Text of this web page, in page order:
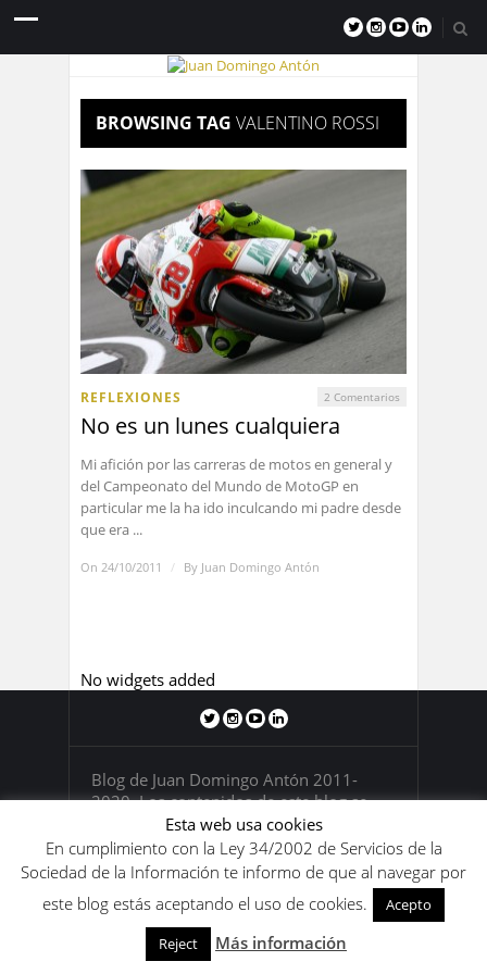
BROWSING TAG VALENTINO ROSSI
REFLEXIONES 2 Comentarios
No es un lunes cualquiera
Mi afición por las carreras de motos en general y
del Campeonato del Mundo de MotoGP en
particular me la ha ido inculcando mi padre desde
que era ...
On 24/10/2011 / By Juan Domingo Antón
No widgets added
Blog de Juan Domingo Antón 2011-
2020. Los contenidos de este blog se
encuentran bajo unalicencia de Creative
Commons Reconocimiento-
NoComercial-SinObraDerivada 4.0
Esta web usa cookies
En cumplimiento con la Ley 34/2002 de Servicios de la
Sociedad de la Información te informo de que al navegar por
este blog estás aceptando el uso de cookies.
Acepto
Reject
Más información